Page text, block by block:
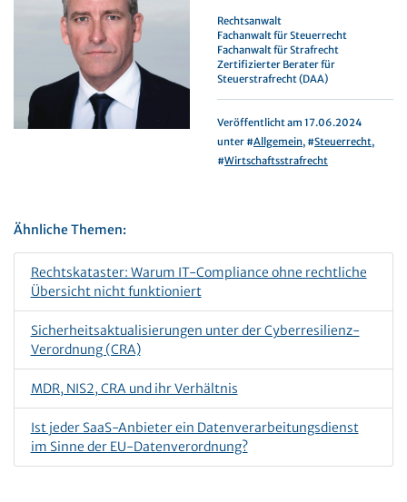
Rechtsanwalt
Fachanwalt für Steuerrecht
Fachanwalt für Strafrecht
Zertifizierter Berater für
Steuerstrafrecht (DAA)
Veröffentlicht am 17.06.2024
unter #Allgemein, #Steuerrecht,
#Wirtschaftsstrafrecht
Ähnliche Themen:
Rechtskataster: Warum IT-Compliance ohne rechtliche
Übersicht nicht funktioniert
Sicherheitsaktualisierungen unter der Cyberresilienz-
Verordnung (CRA)
MDR, NIS2, CRA und ihr Verhältnis
Ist jeder SaaS-Anbieter ein Datenverarbeitungsdienst
im Sinne der EU-Datenverordnung?